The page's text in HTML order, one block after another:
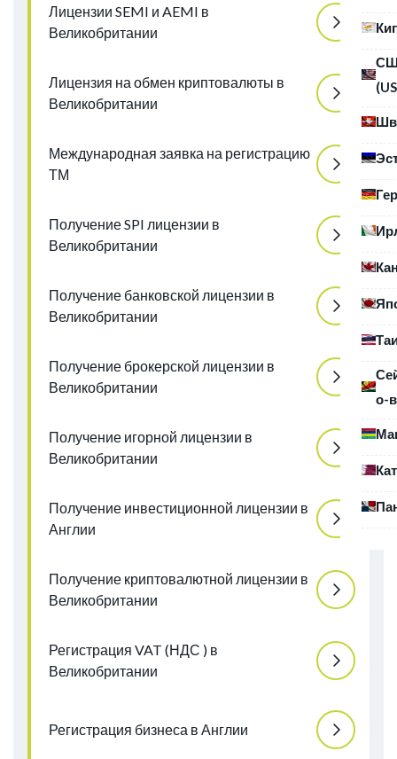
о-
Лицензии SEMI и AEMI в
Великобритании
Лицензия на обмен криптовалюты в
Великобритании
Международная заявка на регистрацию
ТМ
Получение SPI лицензии в
Великобритании
Получение банковской лицензии в
Великобритании
Получение брокерской лицензии в
Великобритании
Получение игорной лицензии в
Великобритании
Получение инвестиционной лицензии в
Англии
Получение криптовалютной лицензии в
Великобритании
Регистрация VAT (НДС ) в
Великобритании
Регистрация бизнеса в Англии